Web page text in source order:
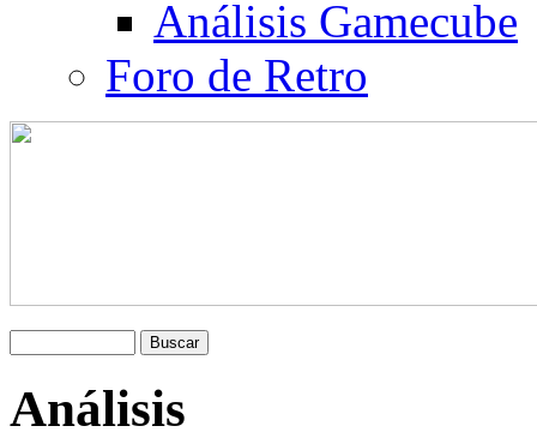
Análisis Gamecube
Foro de Retro
Análisis